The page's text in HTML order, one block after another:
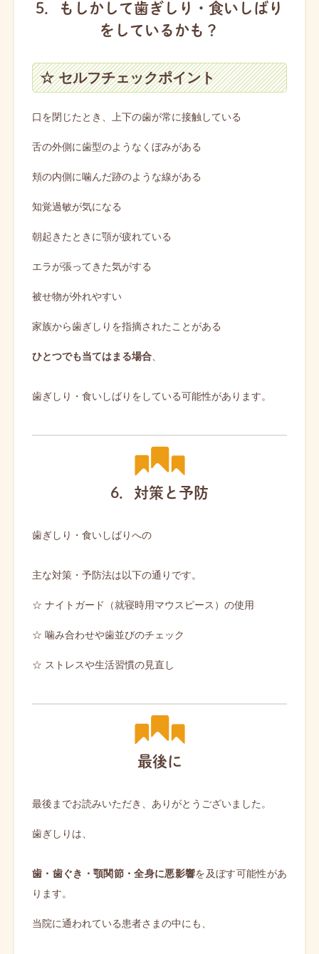
5．もしかして歯ぎしり・食いしばり
をしているかも？
☆ セルフチェックポイント
口を閉じたとき、上下の歯が常に接触している
舌の外側に歯型のようなくぼみがある
頬の内側に噛んだ跡のような線がある
知覚過敏が気になる
朝起きたときに顎が疲れている
エラが張ってきた気がする
被せ物が外れやすい
家族から歯ぎしりを指摘されたことがある
ひとつでも当てはまる場合
歯ぎしり・食いしばりをしている可能性があります。
6．対策と予防
歯ぎしり・食いしばりへの
主な対策・予防法は以下の通りです。
☆ ナイトガード（就寝時用マウスピース）の使用
☆ 噛み合わせや歯並びのチェック
☆ ストレスや生活習慣の見直し
最後に
最後までお読みいただき、ありがとうございました。
歯ぎしりは、
歯・歯ぐき・顎関節・全身に悪影響を及ぼす可能性があ
ります。
当院に通われている患者さまの中にも、